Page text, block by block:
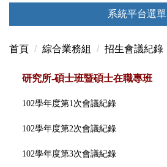
單位簡介
業務職掌
教務法規
系統平台選單
系統平台選單
創新教學平台(TronClass)
首頁 綜合業務組 招生會議紀錄
研究所-碩士班暨碩士在職專班
102學年度第1次會議紀錄
102學年度第2次會議紀錄
102學年度第3次會議紀錄